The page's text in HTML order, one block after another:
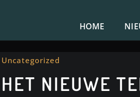
HOME
Uncategorized
HET NIEUWE